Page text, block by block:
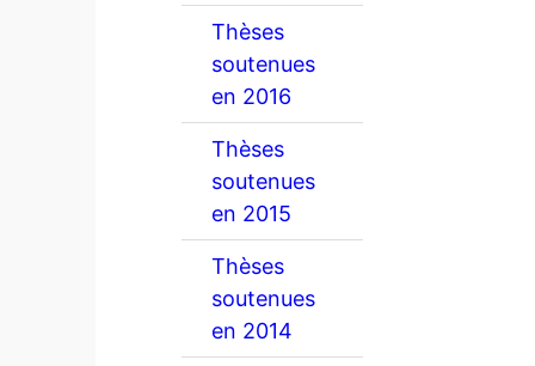
Thèses
soutenues
en 2016
Thèses
soutenues
en 2015
Thèses
soutenues
en 2014